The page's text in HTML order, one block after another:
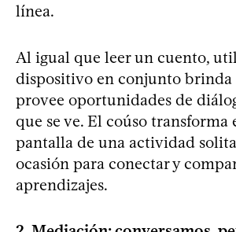
línea.
Al igual que leer un cuento,
dispositivo en conjunto brinda
provee oportunidades de
que se ve. El coúso transforma
pantalla de una actividad
ocasión para conectar y
aprendizajes.